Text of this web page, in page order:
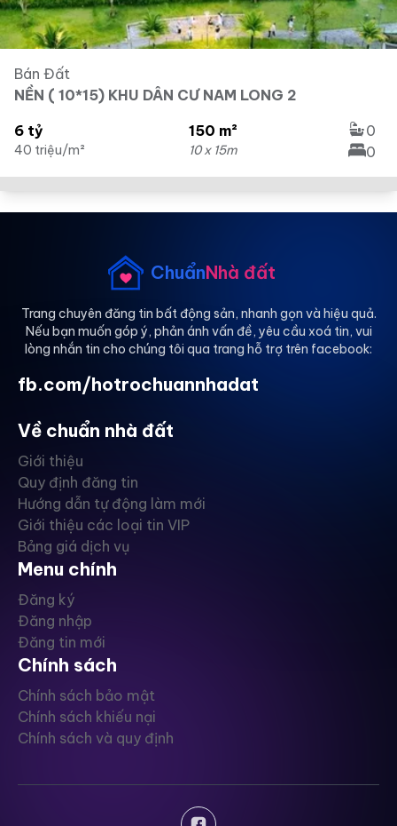
Bán Đất
NỀN ( 10*15) KHU DÂN CƯ NAM LONG 2
6 tỷ
40 triệu/m²
150 m²
10 x 15m
0
0
ChuẩnNhà đất
Trang chuyên đăng tin bất động sản, nhanh gọn và hiệu quả.
Nếu bạn muốn góp ý, phản ánh vấn đề, yêu cầu xoá tin, vui
lòng nhắn tin cho chúng tôi qua trang hỗ trợ trên facebook:
fb.com/hotrochuannhadat
Về chuẩn nhà đất
Giới thiệu
Quy định đăng tin
Hướng dẫn tự động làm mới
Giới thiệu các loại tin VIP
Bảng giá dịch vụ
Menu chính
Đăng ký
Đăng nhập
Đăng tin mới
Chính sách
Chính sách bảo mật
Chính sách khiếu nại
Chính sách và quy định